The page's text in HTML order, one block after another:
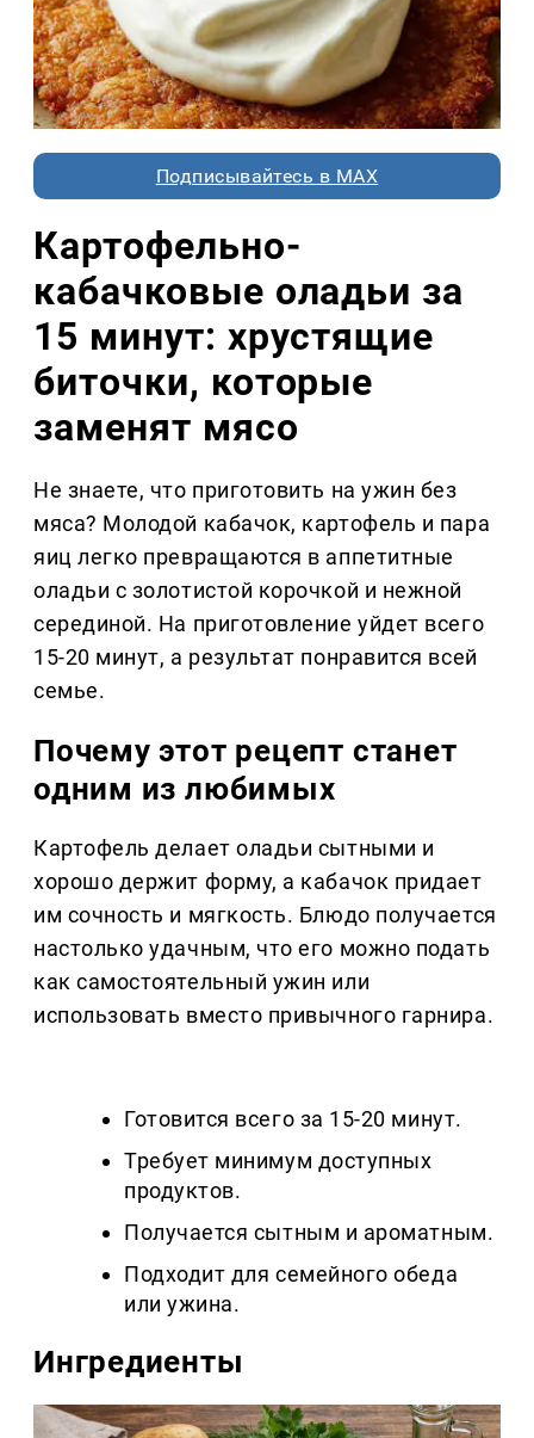
Подписывайтесь в MAX
Картофельно-
кабачковые оладьи за
15 минут: хрустящие
биточки, которые
заменят мясо
Не знаете, что приготовить на ужин без
мяса? Молодой кабачок, картофель и пара
яиц легко превращаются в аппетитные
оладьи с золотистой корочкой и нежной
серединой. На приготовление уйдет всего
15-20 минут, а результат понравится всей
семье.
Почему этот рецепт станет
одним из любимых
Картофель делает оладьи сытными и
хорошо держит форму, а кабачок придает
им сочность и мягкость. Блюдо получается
настолько удачным, что его можно подать
как самостоятельный ужин или
использовать вместо привычного гарнира.
Готовится всего за 15-20 минут.
Требует минимум доступных
продуктов.
Получается сытным и ароматным.
Подходит для семейного обеда
или ужина.
Ингредиенты